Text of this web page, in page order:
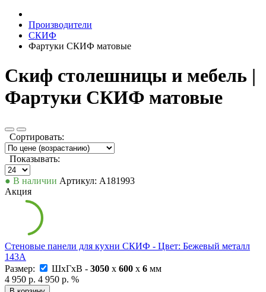
Производители
СКИФ
Фартуки СКИФ матовые
Скиф столешницы и мебель |
Фартуки СКИФ матовые
Сортировать:
Показывать:
● В наличии Артикул: А181993
Акция
Стеновые панели для кухни СКИФ - Цвет: Бежевый металл
143А
Размер:
ШxГxВ - 3050 x 600 x 6 мм
4 950 р. 4 950 р. %